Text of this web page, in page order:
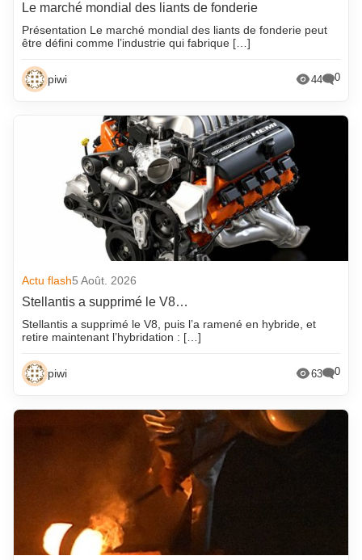
Le marché mondial des liants de fonderie
Présentation Le marché mondial des liants de fonderie peut
être défini comme l’industrie qui fabrique […]
piwi 44 0
Actu flash5 Août. 2026
Stellantis a supprimé le V8…
Stellantis a supprimé le V8, puis l’a ramené en hybride, et
retire maintenant l’hybridation : […]
piwi 63 0